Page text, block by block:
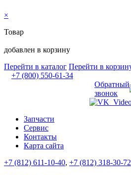
×
Товар
добавлен в корзину
Перейти в каталог Перейти в
+7 (800) 550-61-34
Обратный
звонок
Запчасти
Сервис
Контакты
Карта сайта
+7 (812) 611-10-40, +7 (812) 318-30-72